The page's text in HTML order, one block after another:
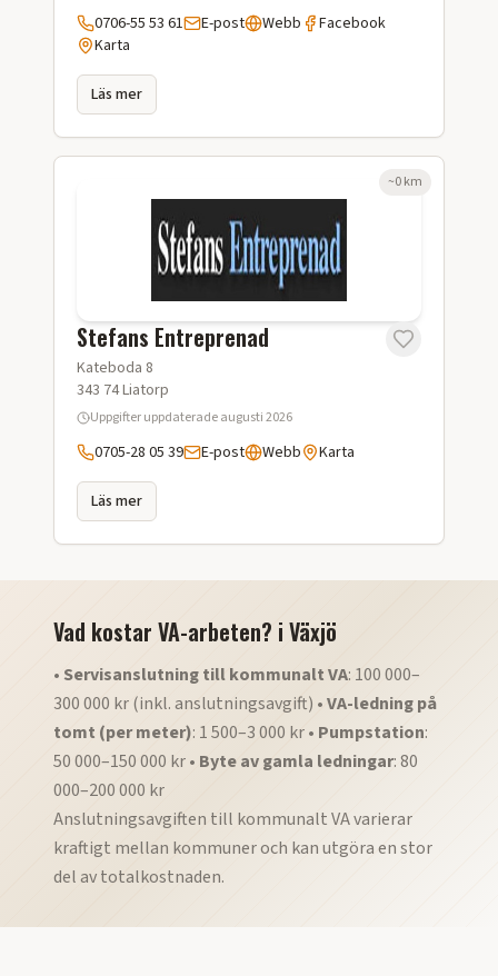
0706-55 53 61 E-post Webb
Facebook
Karta
Läs mer
Stefans Entreprenad
Kateboda 8
343 74Liatorp
Uppgifter uppdateradeaugusti 2026
0705-28 05 39 E-post Webb Karta
Läs mer
~0km
Vad kostar VA-arbeten? i Växjö
• Servisanslutning till kommunalt VA: 100 000–
300 000 kr (inkl. anslutningsavgift) •VA-ledning på
tomt (per meter): 1 500–3 000 kr • Pumpstation:
50 000–150 000 kr • Byte av gamla ledningar: 80
000–200 000 kr
Anslutningsavgiften till kommunalt VA varierar
kraftigt mellan kommuner och kan utgöra en stor
del av totalkostnaden.